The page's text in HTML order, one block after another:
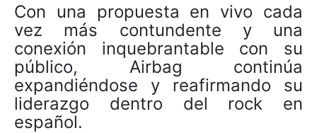
Con una propuesta en vivo cada
vez más contundente y una
conexión inquebrantable con su
público, Airbag continúa
expandiéndose y reafirmando su
liderazgo dentro del rock en
español.